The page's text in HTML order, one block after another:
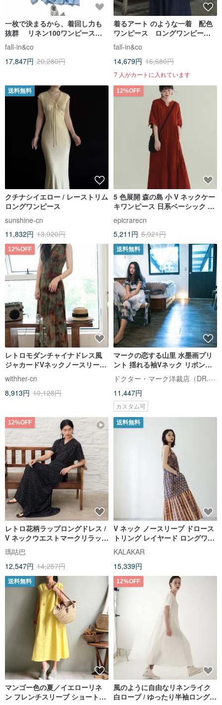
一枚で決まるから、着回し力も
抜群 リネン100ワンピース
ハイウェスト ロングワンピー
ス ブルー 260607-2
fall-in&co
17,847円 20,280円
着るアート のような一着 配色
ワンピース ロングワンピー
ス リネン混 260503-1
fall-in&co
14,679円 16,680円
7 人がカートに入れています
送料無料
クチナシイエロー / レーストリム
ロングワンピース
sunshine-cn
11,832円 13,920円
12%OFF
5 色展開 森の島 小 V ネックケー
キワンピース 日系ベーシック 7
ース
epicrarecn
5,211円 5,921円
12%OFF
レトロモダンチャイナドレス風
ジャカードVネックノースリーブ
ウエストマーク細見えロングワ
ンピース
withher-cn
8,913円 10,128円
送料無料
マークの恋する山里 水墨画プリ
ント 揺れる袖Vネック リボンロ
ングワンピース
ドクター・マーク洋裁店（DR.MARK）
11,447円
カスタム可
12%OFF
レトロ花柄ラップロングドレス /
V ネックウエストマークリラック
ススタイル / ヴァンテージクラシ
ックエレガンス
瑪咕巴
12,547円 14,257円
送料無料
V ネック ノースリーブ ドロース
トリング レイヤード ロングワン
ピース_ブルー
KALAKAR
15,339円
送料無料
マンゴー色の夏／イエローリネ
ン フレンチスリーブ ショートス
12%OFF
風のように自由なリネンライク
白ローブ / ゆったり半袖ロングワ